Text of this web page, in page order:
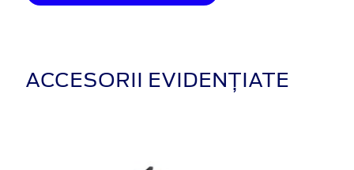
ACCESORII EVIDENȚIATE